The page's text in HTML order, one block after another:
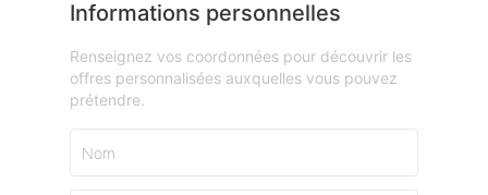
Informations personnelles
Renseignez vos coordonnées pour découvrir les
offres personnalisées auxquelles vous pouvez
prétendre.
Nom